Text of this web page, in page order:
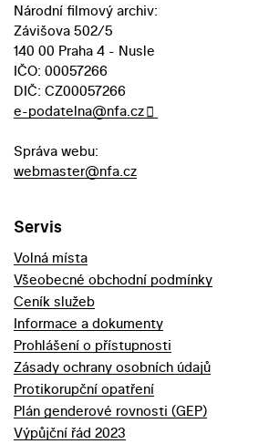
Národní filmový archiv:
Závišova 502/5
140 00 Praha 4 - Nusle
IČO: 00057266
DIČ: CZ00057266
e-podatelna@nfa.cz
Správa webu:
webmaster@nfa.cz
Servis
Volná místa
Všeobecné obchodní podmínky
Ceník služeb
Informace a dokumenty
Prohlášení o přístupnosti
Zásady ochrany osobních údajů
Protikorupční opatření
Plán genderové rovnosti (GEP)
Výpůjční řád 2023